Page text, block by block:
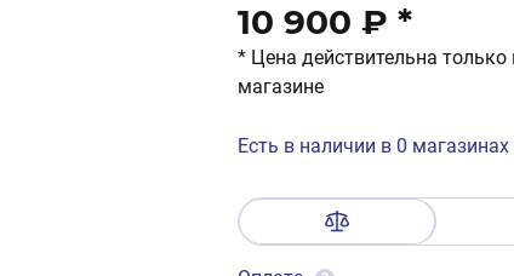
10 900 ₽ *
* Цена действительна только
магазине
Есть в наличии в 0 магазинах